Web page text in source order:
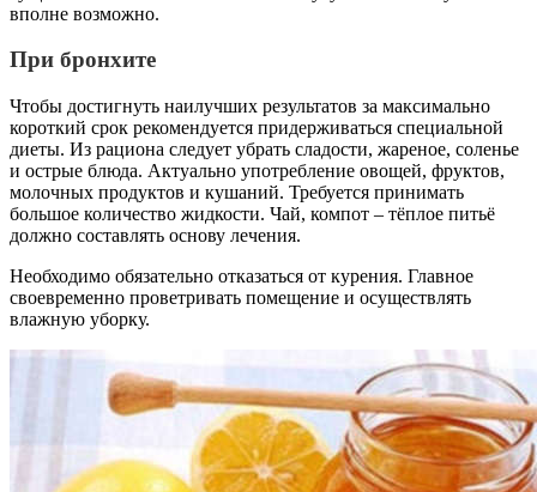
вполне возможно.
При бронхите
Чтобы достигнуть наилучших результатов за максимально
короткий срок рекомендуется придерживаться специальной
диеты. Из рациона следует убрать сладости, жареное, соленье
и острые блюда. Актуально употребление овощей, фруктов,
молочных продуктов и кушаний. Требуется принимать
большое количество жидкости. Чай, компот – тёплое питьё
должно составлять основу лечения.
Необходимо обязательно отказаться от курения. Главное
своевременно проветривать помещение и осуществлять
влажную уборку.